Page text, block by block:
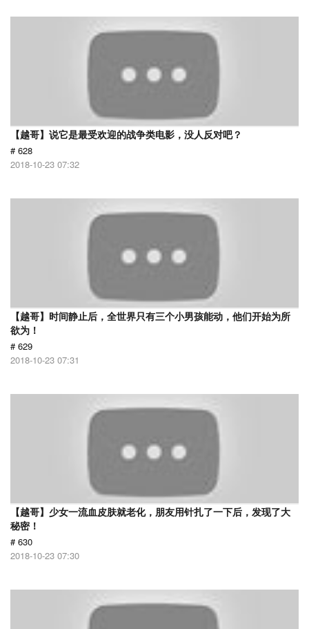
【越哥】说它是最受欢迎的战争类电影，没人反对吧？
# 628
2018-10-23 07:32
【越哥】时间静止后，全世界只有三个小男孩能动，他们开始为所
欲为！
# 629
2018-10-23 07:31
【越哥】少女一流血皮肤就老化，朋友用针扎了一下后，发现了大
秘密！
# 630
2018-10-23 07:30